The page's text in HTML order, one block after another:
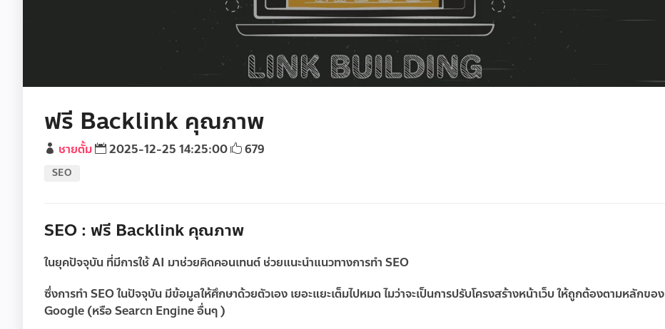
ฟรี Backlink คุณภาพ
ชายตั้ม 2025-12-25 14:25:00 679
SEO
SEO : ฟรี Backlink คุณภาพ
ในยุคปัจจุบัน ที่มีการใช้ AI มาช่วยคิดคอนเทนต์ ช่วยแนะนำแนวทางการทำ SEO
ซึ่งการทำ SEO ในปัจจุบัน มีข้อมูลให้ศึกษาด้วยตัวเอง เยอะแยะเต็มไปหมด ไมว่าจะเป็นการปรับโครงสร้างหน้าเว็บ ให้ถูกต้องตามหลักของ
Google (หรือ Searcn Engine อื่นๆ )